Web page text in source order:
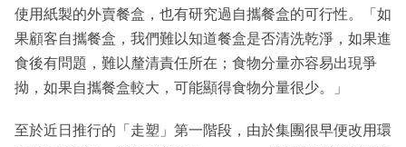
使用紙製的外賣餐盒，也有研究過自攜餐盒的可行性。「如
果顧客自攜餐盒，我們難以知道餐盒是否清洗乾淨，如果進
食後有問題，難以釐清責任所在；食物分量亦容易出現爭
拗，如果自攜餐盒較大，可能顯得食物分量很少。」
至於近日推行的「走塑」第一階段，由於集團很早便改用環